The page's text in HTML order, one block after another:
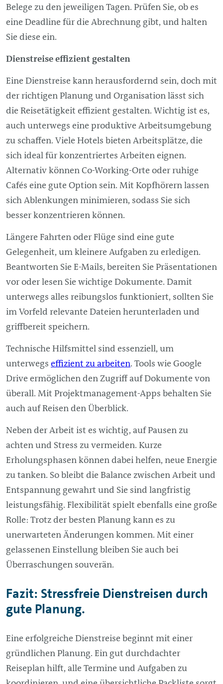
Belege zu den jeweiligen Tagen. Prüfen Sie, ob es
eine Deadline für die Abrechnung gibt, und halten
Sie diese ein.
Dienstreise effizient gestalten
Eine Dienstreise kann herausfordernd sein, doch mit
der richtigen Planung und Organisation lässt sich
die Reisetätigkeit effizient gestalten. Wichtig ist es,
auch unterwegs eine produktive Arbeitsumgebung
zu schaffen. Viele Hotels bieten Arbeitsplätze, die
sich ideal für konzentriertes Arbeiten eignen.
Alternativ können Co-Working-Orte oder ruhige
Cafés eine gute Option sein. Mit Kopfhörern lassen
sich Ablenkungen minimieren, sodass Sie sich
besser konzentrieren können.
Längere Fahrten oder Flüge sind eine gute
Gelegenheit, um kleinere Aufgaben zu erledigen.
Beantworten Sie E-Mails, bereiten Sie Präsentationen
vor oder lesen Sie wichtige Dokumente. Damit
unterwegs alles reibungslos funktioniert, sollten Sie
im Vorfeld relevante Dateien herunterladen und
griffbereit speichern.
Technische Hilfsmittel sind essenziell, um
unterwegs effizient zu arbeiten. Tools wie Google
Drive ermöglichen den Zugriff auf Dokumente von
überall. Mit Projektmanagement-Apps behalten Sie
auch auf Reisen den Überblick.
Neben der Arbeit ist es wichtig, auf Pausen zu
achten und Stress zu vermeiden. Kurze
Erholungsphasen können dabei helfen, neue Energie
zu tanken. So bleibt die Balance zwischen Arbeit und
Entspannung gewahrt und Sie sind langfristig
leistungsfähig. Flexibilität spielt ebenfalls eine große
Rolle: Trotz der besten Planung kann es zu
unerwarteten Änderungen kommen. Mit einer
gelassenen Einstellung bleiben Sie auch bei
Überraschungen souverän.
Fazit: Stressfreie Dienstreisen durch
gute Planung.
Eine erfolgreiche Dienstreise beginnt mit einer
gründlichen Planung. Ein gut durchdachter
Reiseplan hilft, alle Termine und Aufgaben zu